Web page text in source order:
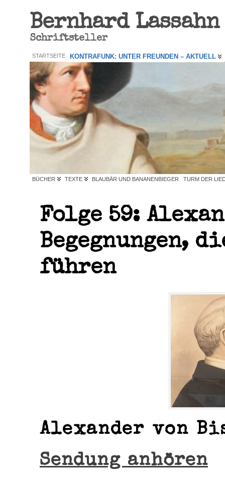
Bernhard Lassahn
Schriftsteller
STARTSEITE KONTRAFUNK: UNTER FREUNDEN – AKTUELL
BÜCHER TEXTE BLAUBÄR UND BANANENBIEGER TURM DER
Folge 59:
Begegnungen,
führen
Alexander von
Sendung anhören